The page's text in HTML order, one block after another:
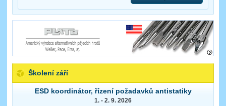
Školení září
ESD koordinátor, řízení požadavků antistatiky
1. - 2. 9. 2026